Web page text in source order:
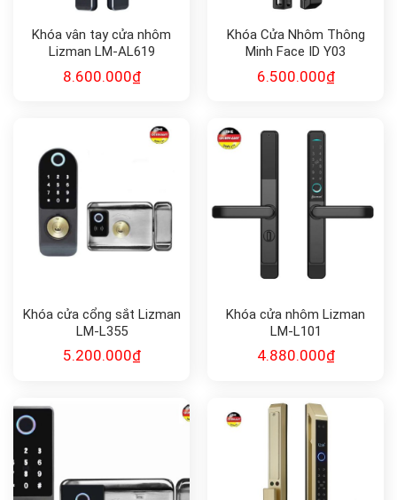
Khóa vân tay cửa nhôm
Lizman LM-AL619
8.600.000₫
Khóa Cửa Nhôm Thông
Minh Face ID Y03
6.500.000₫
Khóa cửa cổng sắt Lizman
LM-L355
5.200.000₫
Khóa cửa nhôm Lizman
LM-L101
4.880.000₫